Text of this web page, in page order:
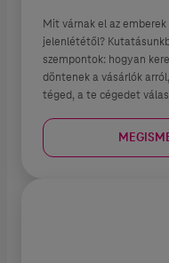
Mit várnak el az
jelenlététől?
szempontok: hogyan
döntenek a vásárlók
téged, a te cégedet